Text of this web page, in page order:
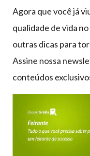
Agora que você já
qualidade de vida
outras dicas para
Assine nossa
conteúdos